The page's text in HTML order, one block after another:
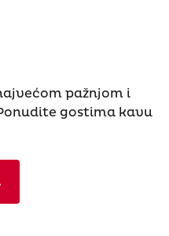
pažnjom i
gostima kavu